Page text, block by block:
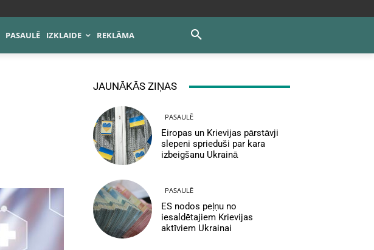
PASAULĒ IZKLAIDE REKLĀMA
JAUNĀKĀS ZIŅAS
PASAULĒ
Eiropas un Krievijas pārstāvji
slepeni sprieduši par kara
izbeigšanu Ukrainā
PASAULĒ
ES nodos peļņu no
iesaldētajiem Krievijas
aktīviem Ukrainai